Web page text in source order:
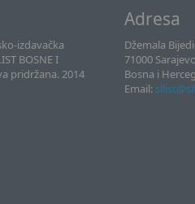
izdavačka
BOSNE I
pridržana. 2014
Adresa
Džemala
71000 Sarajevo
Bosna i
Email: